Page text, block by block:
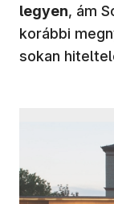
legyen, ám
korábbi
sokan